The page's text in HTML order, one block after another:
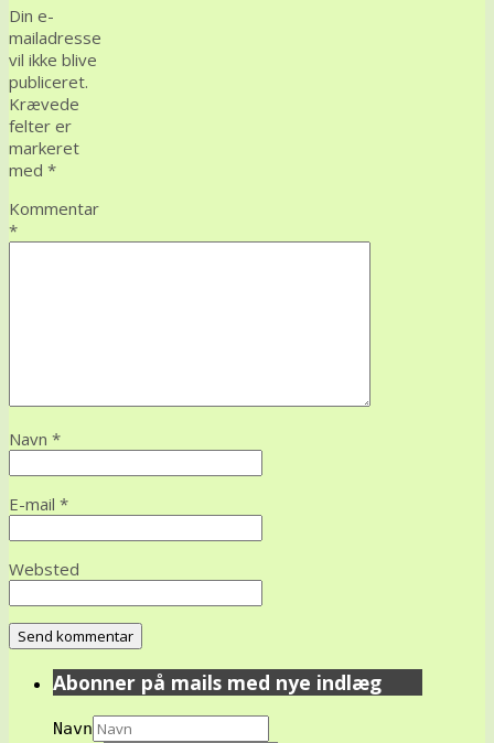
Din e-
mailadresse
vil ikke blive
publiceret.
Krævede
felter er
markeret
med *
Kommentar
*
Navn *
E-mail *
Websted
Abonner på mails med nye indlæg
Navn